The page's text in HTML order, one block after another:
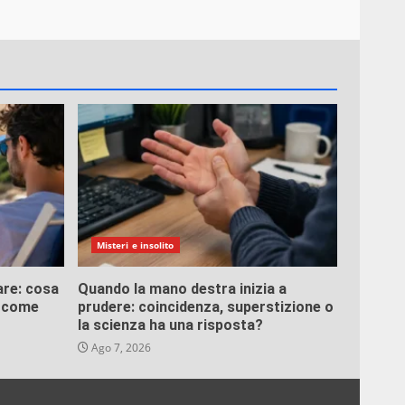
cosa
Misteri e insolito
Quando la mano destra inizia a
prudere: coincidenza, superstizione o
la scienza ha una risposta?
Ago 7, 2026